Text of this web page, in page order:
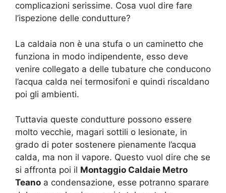
complicazioni serissime. Cosa vuol dire fare
l’ispezione delle condutture?
La caldaia non è una stufa o un caminetto che
funziona in modo indipendente, esso deve
venire collegato a delle tubature che conducono
l’acqua calda nei termosifoni e quindi riscaldano
poi gli ambienti.
Tuttavia queste condutture possono essere
molto vecchie, magari sottili o lesionate, in
grado di poter sostenere pienamente l’acqua
calda, ma non il vapore. Questo vuol dire che se
si affronta poi il Montaggio Caldaie Metro
Teano a condensazione, esse potranno sparare